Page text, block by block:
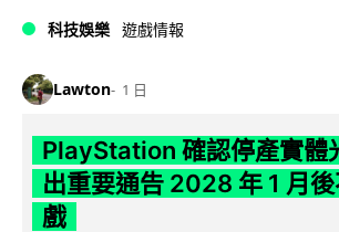
科技娛樂 遊戲情報
Lawton 1 日
PlayStation 確認停產實體
出重要通告 2028 年 1 月
戲